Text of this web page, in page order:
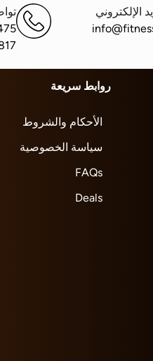
الإلكتروني
روابط سريعة
الأحكام والشروط
سياسة الخصوصية
FAQs
Deals